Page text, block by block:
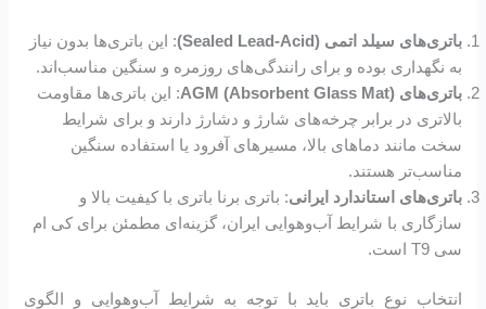
باتری‌های سیلد اتمی (Sealed Lead-Acid)
: این باتری‌ها بدون نیاز
به نگهداری بوده و برای رانندگی‌های روزمره و سنگین مناسب‌اند.
باتری‌های AGM (Absorbent Glass Mat)
: این باتری‌ها مقاومت
بالاتری در برابر چرخه‌های شارژ و دشارژ دارند و برای شرایط
سخت مانند دماهای بالا، مسیرهای آفرود یا استفاده سنگین
مناسب‌تر هستند.
باتری‌های استاندارد ایرانی: باتری برنا باتری با کیفیت بالا و
سازگاری با شرایط آب‌وهوایی ایران، گزینه‌ای مطمئن برای کی ام
سی T9 است.
انتخاب نوع باتری باید با توجه به شرایط آب‌وهوایی و الگوی